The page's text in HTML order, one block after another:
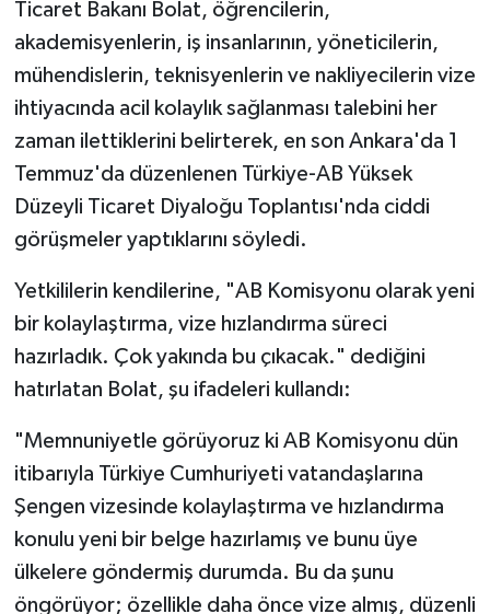
Ticaret Bakanı Bolat, öğrencilerin,
akademisyenlerin, iş insanlarının, yöneticilerin,
mühendislerin, teknisyenlerin ve nakliyecilerin vize
ihtiyacında acil kolaylık sağlanması talebini her
zaman ilettiklerini belirterek, en son Ankara'da 1
Temmuz'da düzenlenen Türkiye-AB Yüksek
Düzeyli Ticaret Diyaloğu Toplantısı'nda ciddi
görüşmeler yaptıklarını söyledi.
Yetkililerin kendilerine, "AB Komisyonu olarak yeni
bir kolaylaştırma, vize hızlandırma süreci
hazırladık. Çok yakında bu çıkacak." dediğini
hatırlatan Bolat, şu ifadeleri kullandı:
"Memnuniyetle görüyoruz ki AB Komisyonu dün
itibarıyla Türkiye Cumhuriyeti vatandaşlarına
Şengen vizesinde kolaylaştırma ve hızlandırma
konulu yeni bir belge hazırlamış ve bunu üye
ülkelere göndermiş durumda. Bu da şunu
öngörüyor; özellikle daha önce vize almış, düzenli